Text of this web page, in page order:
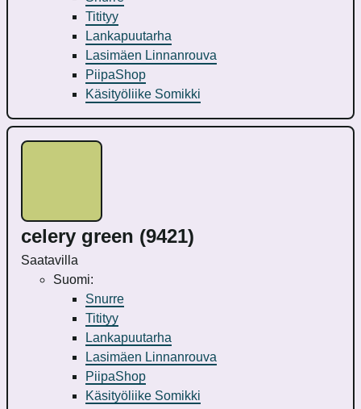
Titityy
Lankapuutarha
Lasimäen Linnanrouva
PiipaShop
Käsityöliike Somikki
celery green (9421)
Saatavilla
Suomi:
Snurre
Titityy
Lankapuutarha
Lasimäen Linnanrouva
PiipaShop
Käsityöliike Somikki